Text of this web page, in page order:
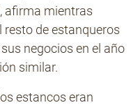
afirma mientras
resto de estanqueros
negocios en el año
similar.
estancos eran